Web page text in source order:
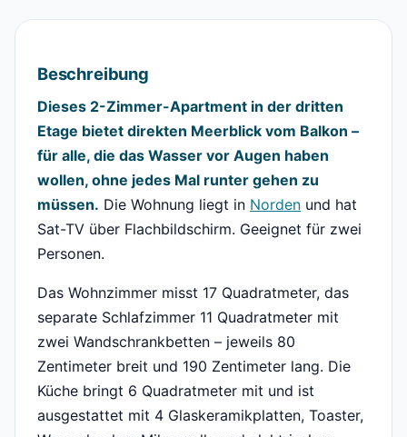
Beschreibung
Dieses 2-Zimmer-Apartment in der dritten
Etage bietet direkten Meerblick vom Balkon –
für alle, die das Wasser vor Augen haben
wollen, ohne jedes Mal runter gehen zu
müssen. Die Wohnung liegt in Norden und hat
Sat-TV über Flachbildschirm. Geeignet für zwei
Personen.
Das Wohnzimmer misst 17 Quadratmeter, das
separate Schlafzimmer 11 Quadratmeter mit
zwei Wandschrankbetten – jeweils 80
Zentimeter breit und 190 Zentimeter lang. Die
Küche bringt 6 Quadratmeter mit und ist
ausgestattet mit 4 Glaskeramikplatten, Toaster,